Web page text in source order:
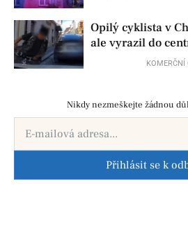
Opilý cyklista v
ale vyrazil do
KOMERČNÍ
Nikdy nezmeškejte žádnou
Přihlásit se k